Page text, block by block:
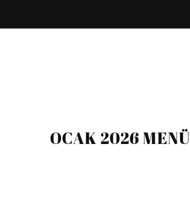
OCAK 2026 MENÜ